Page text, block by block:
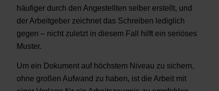
häufiger durch den Angestellten selber erstellt, und
der Arbeitgeber zeichnet das Schreiben lediglich
gegen – nicht zuletzt in diesem Fall hilft ein seriöses
Muster.
Um ein Dokument auf höchstem Niveau zu sichern,
ohne großen Aufwand zu haben, ist die Arbeit mit